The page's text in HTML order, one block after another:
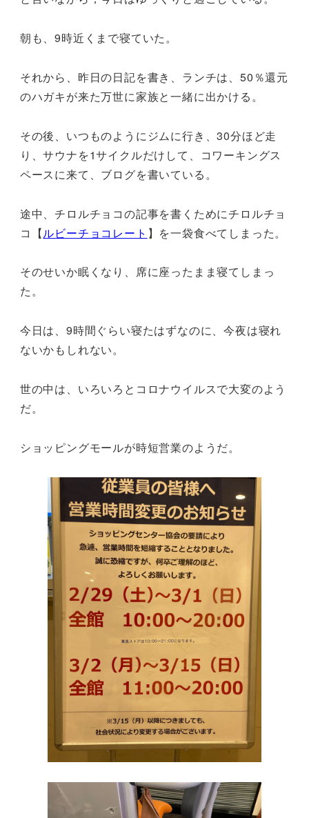
朝も、9時近くまで寝ていた。
それから、昨日の日記を書き、ランチは、50％還元
のハガキが来た万世に家族と一緒に出かける。
その後、いつものようにジムに行き、30分ほど走
り、サウナを1サイクルだけして、コワーキングス
ペースに来て、ブログを書いている。
途中、チロルチョコの記事を書くためにチロルチョ
コ【ルビーチョコレート 】を一袋食べてしまった。
そのせいか眠くなり、席に座ったまま寝てしまっ
た。
今日は、9時間ぐらい寝たはずなのに、今夜は寝れ
ないかもしれない。
世の中は、いろいろとコロナウイルスで大変のよう
だ。
ショッピングモールが時短営業のようだ。